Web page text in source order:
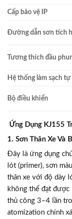
Cấp bảo vệ IP
Đường dẫn sơn tích
Tương thích đầu
Hệ thống làm sạch
Bộ điều khiển
Ứng Dụng KJ155
1. Sơn Thân Xe Và
Đây là ứng dụng
lót (primer), sơn
thân xe với độ dày
không thể đạt được
thủ công 3–4 lần
atomization chính